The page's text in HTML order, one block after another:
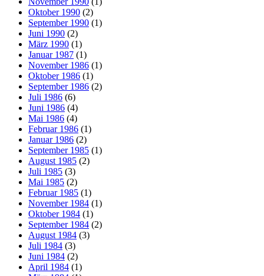
Oktober 1990 (2)
September 1990 (1)
Juni 1990 (2)
März 1990 (1)
Januar 1987 (1)
November 1986 (1)
Oktober 1986 (1)
September 1986 (2)
Juli 1986 (6)
Juni 1986 (4)
Mai 1986 (4)
Februar 1986 (1)
Januar 1986 (2)
September 1985 (1)
August 1985 (2)
Juli 1985 (3)
Mai 1985 (2)
Februar 1985 (1)
November 1984 (1)
Oktober 1984 (1)
September 1984 (2)
August 1984 (3)
Juli 1984 (3)
Juni 1984 (2)
April 1984 (1)